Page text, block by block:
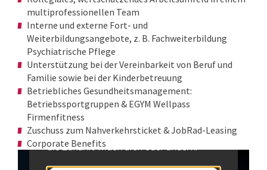
multiprofessionellen Team
Interne und externe Fort- und
Weiterbildungsangebote, z. B. Fachweiterbildung
Psychiatrische Pflege
Unterstützung bei der Vereinbarkeit von Beruf und
Familie sowie bei der Kinderbetreuung
Betriebliches Gesundheitsmanagement:
Betriebssportgruppen & EGYM Wellpass
Firmenfitness
Zuschuss zum Nahverkehrsticket & JobRad-Leasing
Corporate Benefits